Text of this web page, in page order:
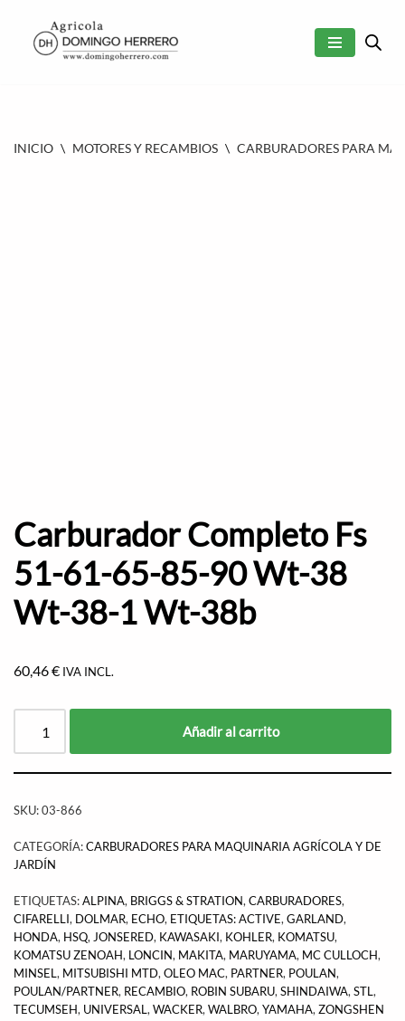
SALTAR
INICIO \ MOTORES Y RECAMBIOS \ CARBURADORES PARA
Carburador Completo Fs
51-61-65-85-90 Wt-38
Wt-38-1 Wt-38b
60,46€ IVA INCL.
Añadir al carrito
SKU:03-866
CATEGORÍA:CARBURADORES PARA MAQUINARIA AGRÍCOLA Y DE
JARDÍN
ETIQUETAS:ALPINA, BRIGGS & STRATION, CARBURADORES,
CIFARELLI, DOLMAR, ECHO, ETIQUETAS: ACTIVE, GARLAND,
HONDA, HSQ, JONSERED, KAWASAKI, KOHLER, KOMATSU,
KOMATSU ZENOAH, LONCIN, MAKITA, MARUYAMA, MC CULLOCH,
MINSEL, MITSUBISHI MTD, OLEO MAC, PARTNER, POULAN,
POULAN/PARTNER, RECAMBIO, ROBIN SUBARU, SHINDAIWA, STL,
TECUMSEH, UNIVERSAL, WACKER, WALBRO, YAMAHA, ZONGSHEN